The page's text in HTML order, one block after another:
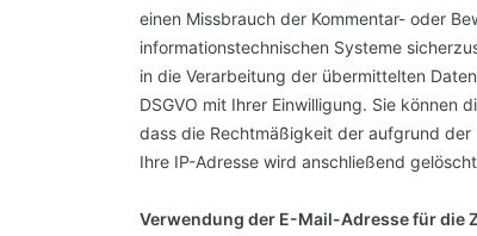
einen Missbrauch der Kommentar- oder
informationstechnischen Systeme
in die Verarbeitung der übermittelten
DSGVO mit Ihrer Einwilligung. Sie können
dass die Rechtmäßigkeit der aufgrund
Ihre IP-Adresse wird anschließend
Verwendung der E-Mail-Adresse für die